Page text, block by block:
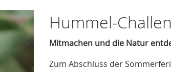
Hummel-
Mitmachen und die Natur
Zum Abschluss der